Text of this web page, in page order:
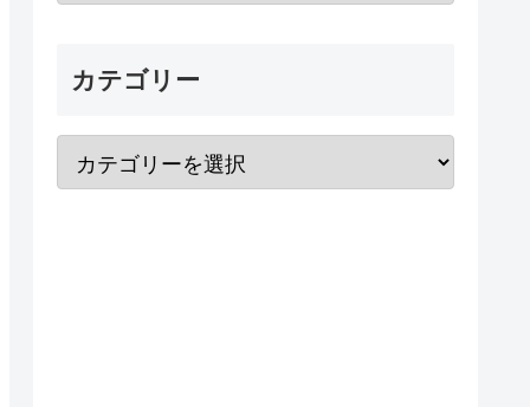
カテゴリー